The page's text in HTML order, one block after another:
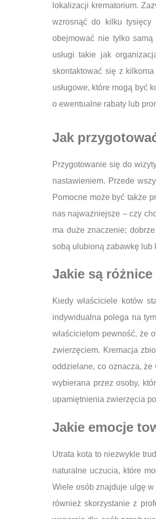
lokalizacji krematorium.
wzrosnąć do kilku tysięcy
obejmować nie tylko
usługi takie jak
skontaktować się z
usługowe, które mogą być
o ewentualne rabaty lub
Jak
Przygotowanie się do
nastawieniem. Przede
Pomocne może być także
nas najważniejsze – czy
ma duże znaczenie;
sobą ulubioną zabawkę lub
Jakie są
Kiedy właściciele kotów
indywidualna polega na
właścicielom pewność, że
zwierzęciem. Kremacja
oddzielane, co oznacza,
wybierana przez osoby,
upamiętnienia zwierzęcia
Jakie emocje
Utrata kota to niezwykle
naturalne uczucia, które
Wiele osób znajduje ulgę
również skorzystanie z